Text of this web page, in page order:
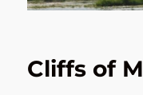
Cliffs of